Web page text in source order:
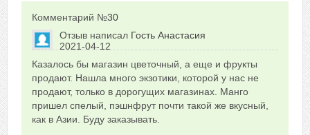
Комментарий №30
Отзыв написал Гость Анастасия
2021-04-12
+1
Сказать друзьям об отзыве
Казалось бы магазин цветочный, а еще и фрукты
продают. Нашла много экзотики, которой у нас не
продают, только в дорогущих магазинах. Манго
пришел спелый, пэшнфрут почти такой же вкусный,
как в Азии. Буду заказывать.